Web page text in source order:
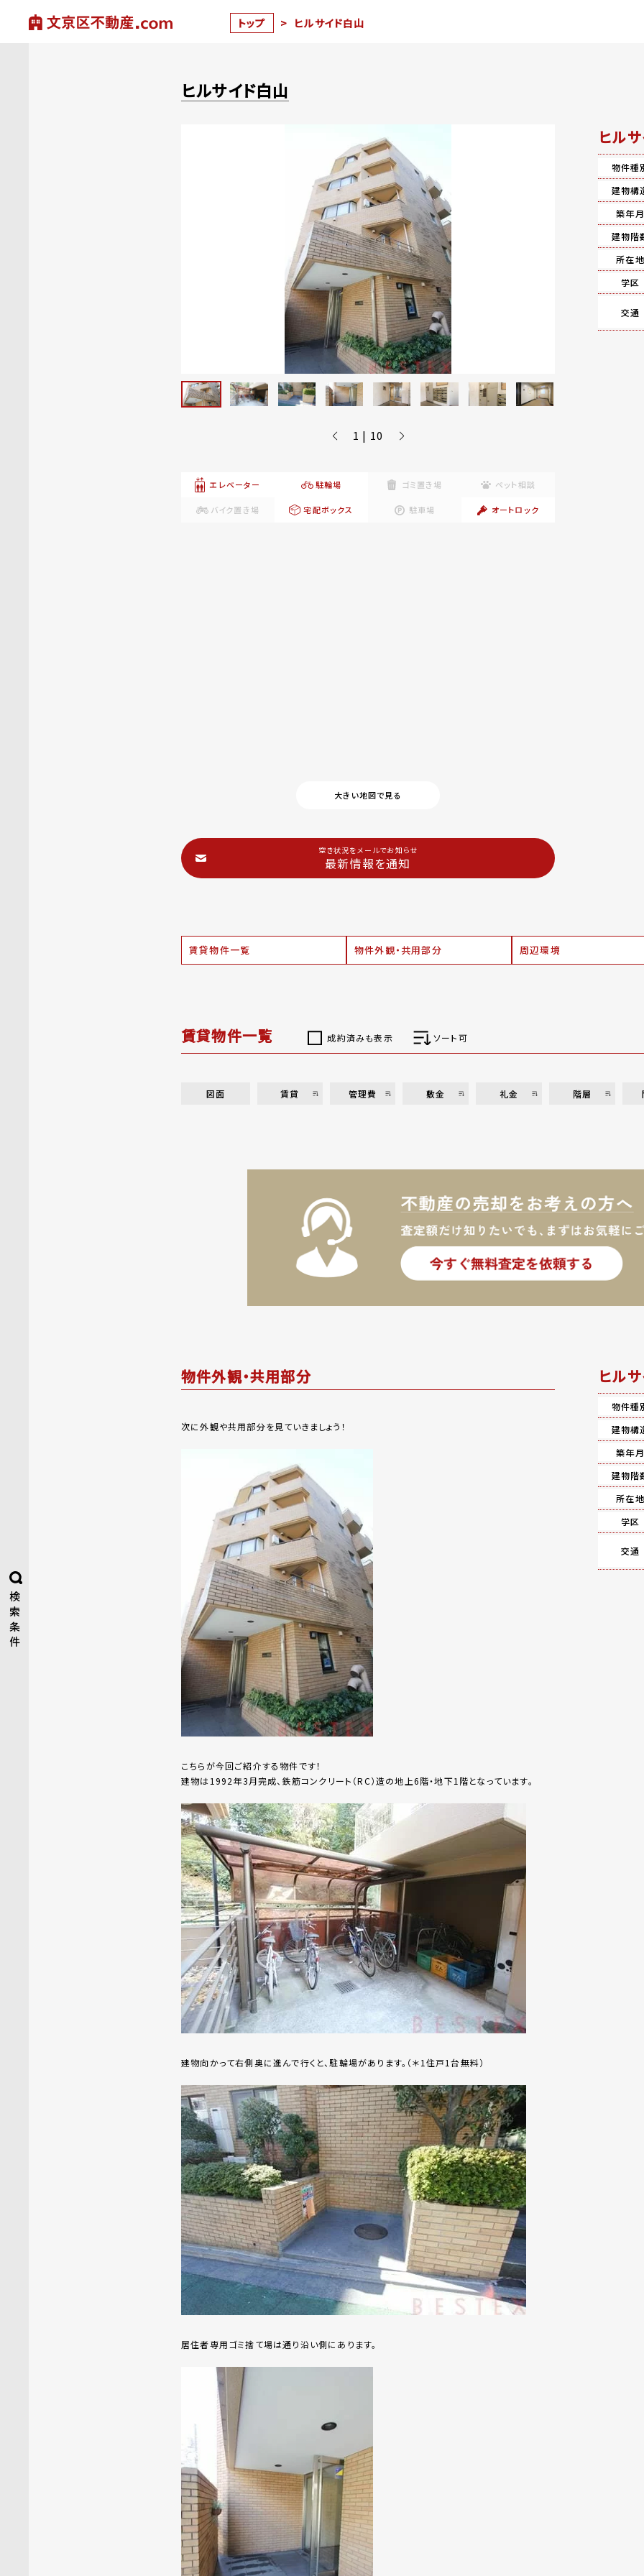
トップ > ヒルサイド白山
検
索
条
件
ヒルサイド白山
1 | 10
エレベーター 駐輪場 ゴミ置き場 ペット相談
バイク置き場 宅配ボックス 駐車場 オートロック
大きい地図で見る
空き状況をメールでお知らせ
最新情報を通知
賃貸物件一覧 物件外観・共用部分 周辺環境
ヒル
物件種
建物構
築年月
建物階
所在地
学区
交通
賃貸物件一覧 成約済みも表示 ソート可
図面 賃貸 管理費 敷金 礼金 階層
物件外観・共用部分
次に外観や共用部分を見ていきましょう！
こちらが今回ご紹介する物件です！
建物は1992年3月完成、鉄筋コンクリート（RC）造の地上6階・地下1階となっています。
建物向かって右側奥に進んで行くと、駐輪場があります。（＊1住戸1台無料）
居住者専用ゴミ捨て場は通り沿い側にあります。
ヒル
物件種
建物構
築年月
建物階
所在地
学区
交通